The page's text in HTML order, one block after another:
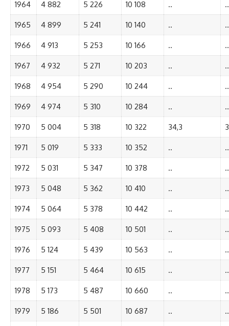
1964 4 882 5 226 10 108 .. ..
1965 4 899 5 241 10 140 .. ..
1966 4 913 5 253 10 166 .. ..
1967 4 932 5 271 10 203 .. ..
1968 4 954 5 290 10 244 .. ..
1969 4 974 5 310 10 284 .. ..
1970 5 004 5 318 10 322 34,3
1971 5 019 5 333 10 352 .. ..
1972 5 031 5 347 10 378 .. ..
1973 5 048 5 362 10 410 .. ..
1974 5 064 5 378 10 442 .. ..
1975 5 093 5 408 10 501 .. ..
1976 5 124 5 439 10 563 .. ..
1977 5 151 5 464 10 615 .. ..
1978 5 173 5 487 10 660 .. ..
1979 5 186 5 501 10 687 .. ..